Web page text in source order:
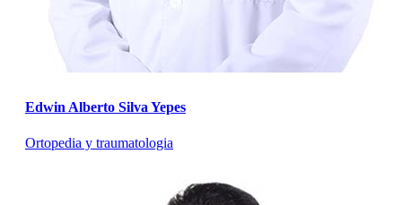
Edwin Alberto Silva Yepes
Ortopedia y traumatologia